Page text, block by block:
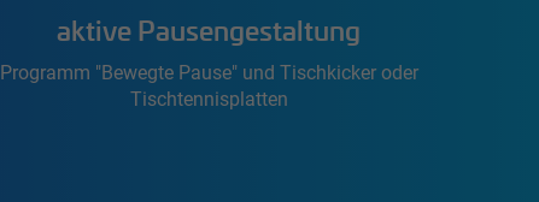
aktive Pausengestaltung
Programm "Bewegte Pause" und Tischkicker oder
Tischtennisplatten